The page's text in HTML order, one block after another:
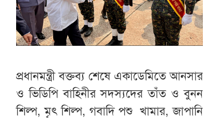
প্রধানমন্ত্রী বক্তব্য শেষে একাডেমিতে আনসার
ও ভিডিপি বাহিনীর সদস্যদের তাঁত ও বুনন
শিল্প, মৃৎ শিল্প, গবাদি পশু খামার, জাপানি